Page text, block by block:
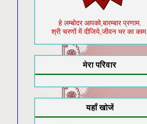
हे लम्बोदर आपको,बारम्बार प्रणाम.
श्री चरणों में दीजिये,जीवन भर का काम.
मेरा परिवार
यहाँ खोजें